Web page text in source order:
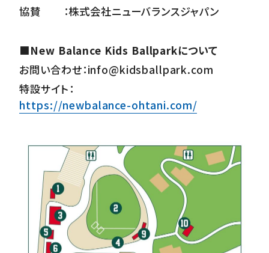
協賛 ：株式会社ニューバランスジャパン
■New Balance Kids Ballparkについて
お問い合わせ：info@kidsballpark.com
特設サイト：
https://newbalance-ohtani.com/